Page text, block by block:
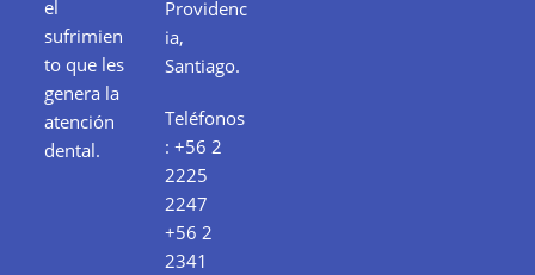
el
sufrimien
to que les
genera la
atención
dental.
Providenc
ia,
Santiago.
Teléfonos
:+56 2
2225
2247
+56 2
2341